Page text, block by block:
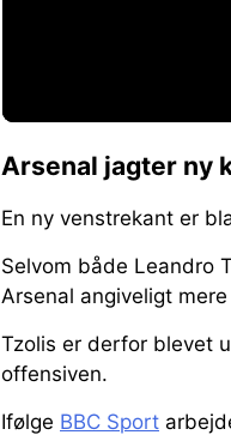
Arsenal jagter ny
En ny venstrekant er
Selvom både Leandro
Arsenal angiveligt
Tzolis er derfor blevet
offensiven.
Ifølge BBC Sport